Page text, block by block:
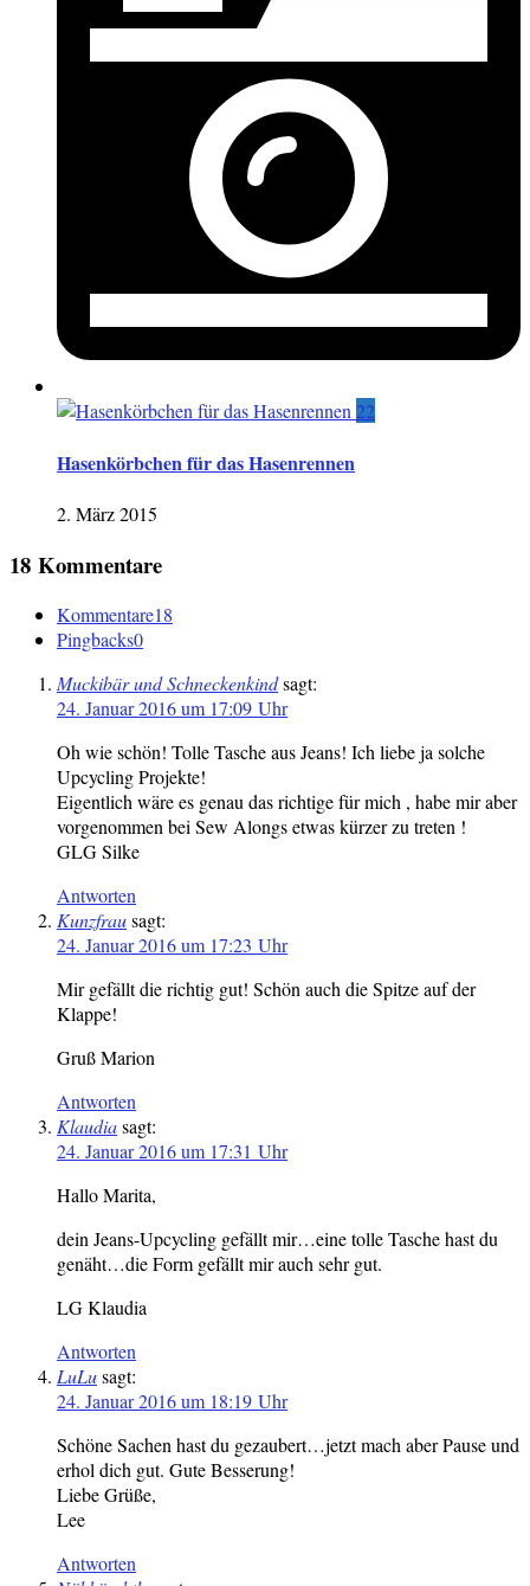
22
Hasenkörbchen für das Hasenrennen
2. März 2015
18 Kommentare
Kommentare18
Pingbacks0
Muckibär und Schneckenkindsagt:
24. Januar 2016 um 17:09 Uhr
Oh wie schön! Tolle Tasche aus Jeans! Ich liebe ja solche
Upcycling Projekte!
Eigentlich wäre es genau das richtige für mich , habe mir aber
vorgenommen bei Sew Alongs etwas kürzer zu treten !
GLG Silke
Antworten
Kunzfrausagt:
24. Januar 2016 um 17:23 Uhr
Mir gefällt die richtig gut! Schön auch die Spitze auf der
Klappe!
Gruß Marion
Antworten
Klaudiasagt:
24. Januar 2016 um 17:31 Uhr
Hallo Marita,
dein Jeans-Upcycling gefällt mir…eine tolle Tasche hast du
genäht…die Form gefällt mir auch sehr gut.
LG Klaudia
Antworten
LuLusagt:
24. Januar 2016 um 18:19 Uhr
Schöne Sachen hast du gezaubert…jetzt mach aber Pause und
erhol dich gut. Gute Besserung!
Liebe Grüße,
Lee
Antworten